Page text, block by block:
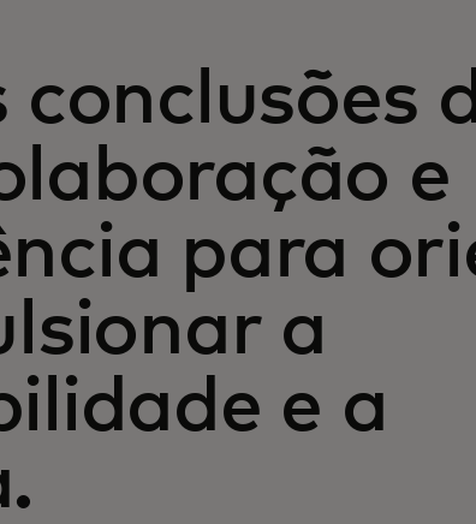
conclusões
e
para
a
e a